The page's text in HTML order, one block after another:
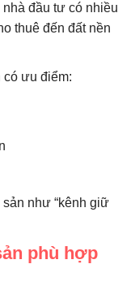
đầu tư có nhiều
thuê đến đất nền
có ưu điểm:
như “kênh giữ
phù hợp